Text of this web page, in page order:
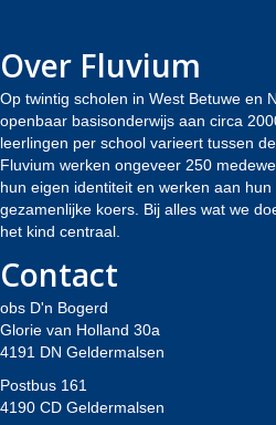
Over Fluvium
Op twintig scholen in West Betuwe en
openbaar basisonderwijs aan circa
leerlingen per school varieert tussen
Fluvium werken ongeveer 250
hun eigen identiteit en werken aan
gezamenlijke koers. Bij alles wat we
het kind centraal.
Contact
obs D'n Bogerd
Glorie van Holland 30a
4191 DN Geldermalsen
Postbus 161
4190 CD Geldermalsen